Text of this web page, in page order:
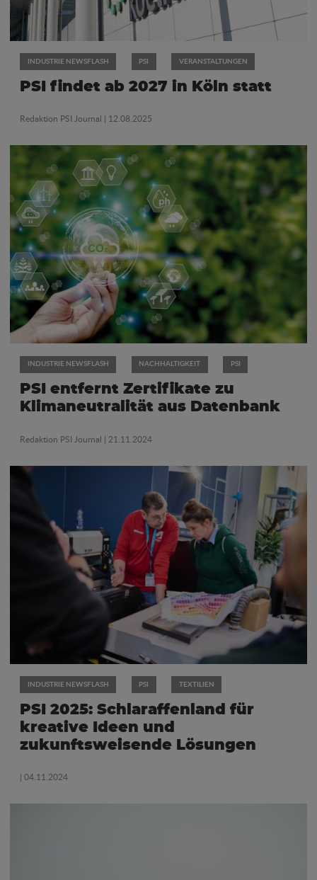
INDUSTRIE NEWSFLASH PSI VERANSTALTUNGEN
PSI findet ab 2027 in Köln statt
Redaktion PSI Journal | 12.08.2025
INDUSTRIE NEWSFLASH NACHHALTIGKEIT PSI
PSI entfernt Zertifikate zu
Klimaneutralität aus Datenbank
Redaktion PSI Journal | 21.11.2024
INDUSTRIE NEWSFLASH PSI TEXTILIEN
PSI 2025: Schlaraffenland für
kreative Ideen und
zukunftsweisende Lösungen
| 04.11.2024